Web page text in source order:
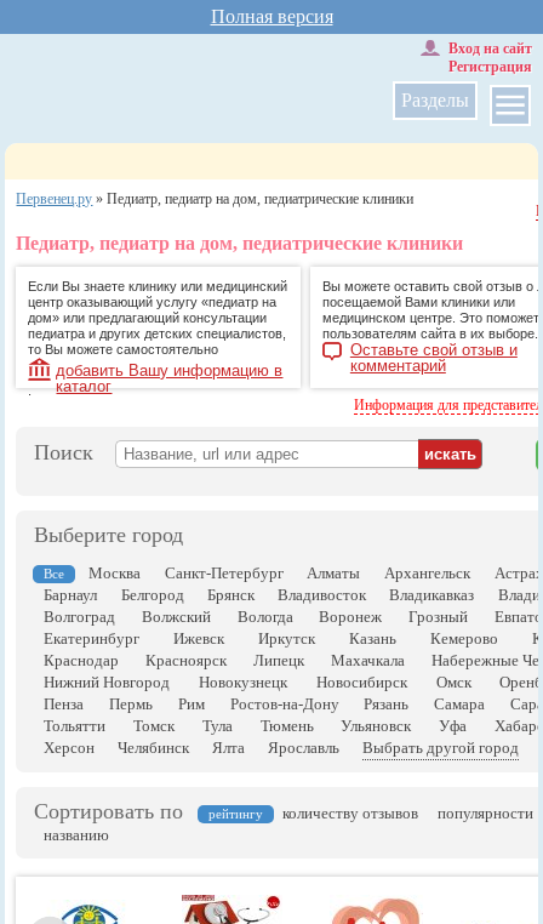
Полная версия
Разделы
Вход на сайт
Регистрация
Первенец.ру »Педиатр, педиатр на дом, педиатрические клиники
Педиатр, педиатр на дом, педиатрические клиники
Если Вы знаете клинику или медицинский
центр оказывающий услугу «педиатр на
дом» или предлагающий консультации
педиатра и других детских специалистов,
то Вы можете самостоятельно
добавить Вашу информацию в
каталог
.
Вы можете оставить свой отзыв о
посещаемой Вами клиники или
медицинском центре. Это поможет
пользователям сайта в их выборе.
Оставьте свой отзыв и
комментарий
Информация для
Поиск
Выберите город
Все Москва Санкт-Петербург Алматы Архангельск
Барнаул
Белгород Брянск Владивосток Владикавказ
Волгоград
Волжский Вологда Воронеж Грозный
Екатеринбург
Ижевск Иркутск Казань Кемерово
Краснодар
Красноярск Липецк Махачкала
Набережные
Нижний Новгород
Новокузнецк Новосибирск Омск
Пенза
Пермь Рим Ростов-на-Дону Рязань Самара
Тольятти
Томск Тула Тюмень Ульяновск Уфа
Херсон
Челябинск Ялта Ярославль Выбрать другой город
Сортировать по рейтингу количеству отзывов
популярности
названию